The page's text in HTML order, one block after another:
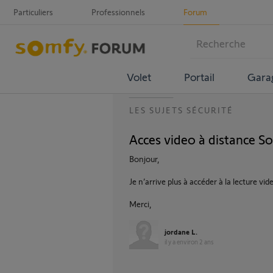
Particuliers Professionnels Forum
Volet Portail
LES SUJETS SÉCURITÉ
Acces video à distance
Bonjour,
Je n’arrive plus à accéder à la lecture
Merci,
jordane L.
il y a environ 2 ans